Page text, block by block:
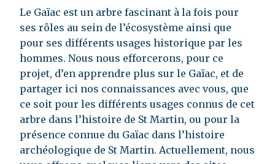
Le Gaïac est un arbre fascinant à la fois pour
ses rôles au sein de l’écosystème ainsi que
pour ses différents usages historique par les
hommes. Nous nous efforcerons, pour ce
projet, d’en apprendre plus sur le Gaïac, et de
partager ici nos connaissances avec vous, que
ce soit pour les différents usages connus de cet
arbre dans l’histoire de St Martin, ou pour la
présence connue du Gaïac dans l’histoire
archéologique de St Martin. Actuellement, nous